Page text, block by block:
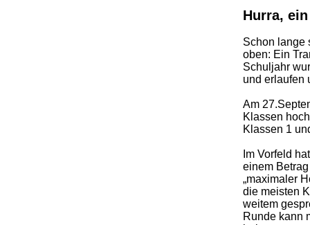
Hurra,
Schon lange
oben: Ein
Schuljahr
und erlaufen
Am
Klassen
Klassen 1
Im Vorfeld
einem
„maximaler
die meisten
weitem
Runde kann